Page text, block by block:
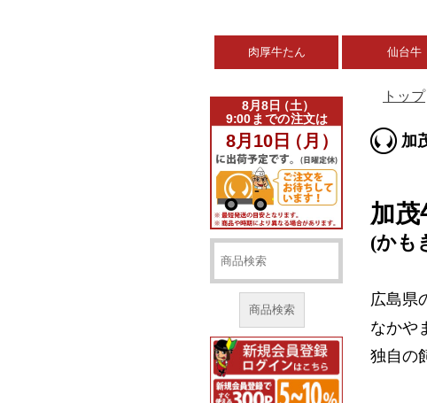
肉厚牛たん 仙台牛
商品検索
トップ
加
加茂
(かも
広島県
なかや
独自の